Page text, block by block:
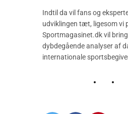
Indtil da vil fans og
udviklingen tæt, ligesom vi
Sportmagasinet.dk vil
dybdegående analyser af
internationale